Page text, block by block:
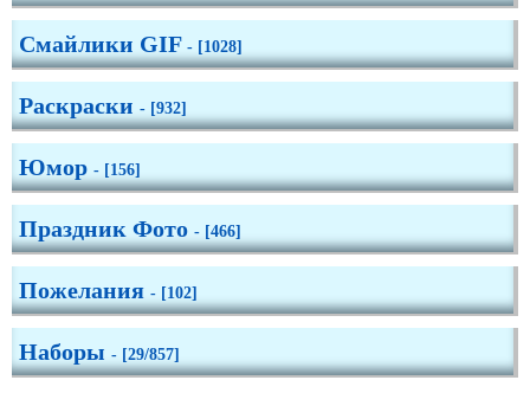
Смайлики GIF - [1028]
Раскраски - [932]
Юмор - [156]
Праздник Фото - [466]
Пожелания - [102]
Наборы - [29/857]